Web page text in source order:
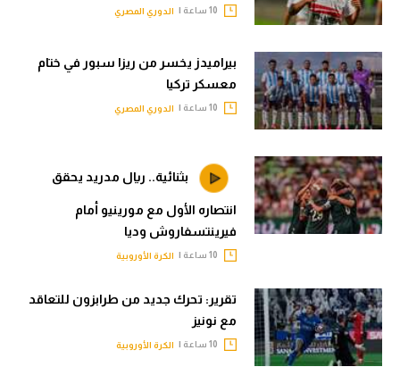
الدوري المصري
بيراميدز يخسر من ريزا سبور في ختام
معسكر تركيا
الدوري المصري
بثنائية.. ريال مدريد يحقق
انتصاره الأول مع مورينيو أمام
فيرينتسفاروش وديا
الكرة الأوروبية
تقرير: تحرك جديد من طرابزون للتعاقد
مع نونيز
الكرة الأوروبية